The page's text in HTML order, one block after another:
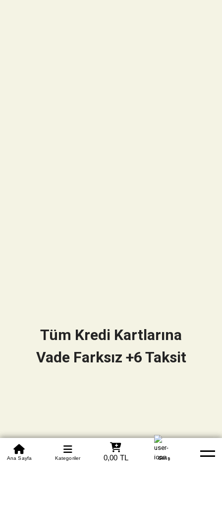
0850 305 09 70
Beden Tablosu Banka Hesapları Whatsapp Yardım
Ana Sayfa Kategoriler 0,00 TL Giriş
Tüm Kredi Kartlarına
Vade Farksız +6 Taksit